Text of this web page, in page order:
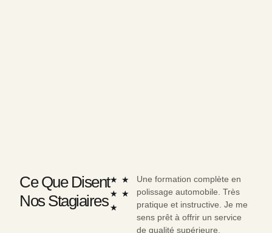
Ce Que Disent
Nos Stagiaires
★ ★
★ ★
★
N
o
Une formation complète en
polissage automobile. Très
pratique et instructive. Je me
sens prêt à offrir un service
de qualité supérieure.